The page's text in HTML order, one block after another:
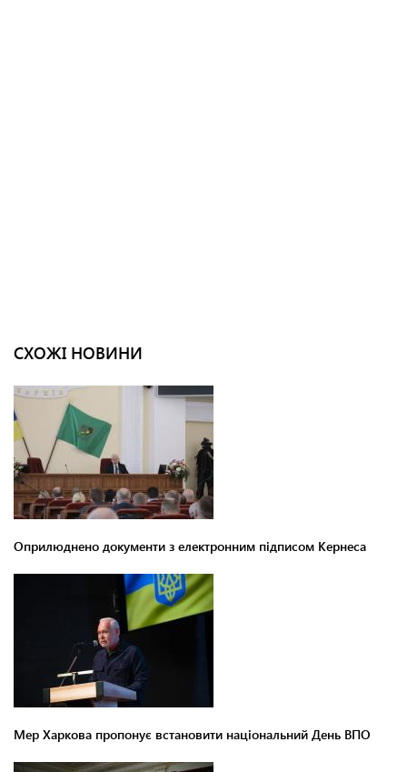
СХОЖІ НОВИНИ
Оприлюднено документи з електронним підписом Кернеса
Мер Харкова пропонує встановити національний День ВПО